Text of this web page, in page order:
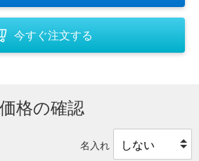
今すぐ注文する
価格の確認
名入れ